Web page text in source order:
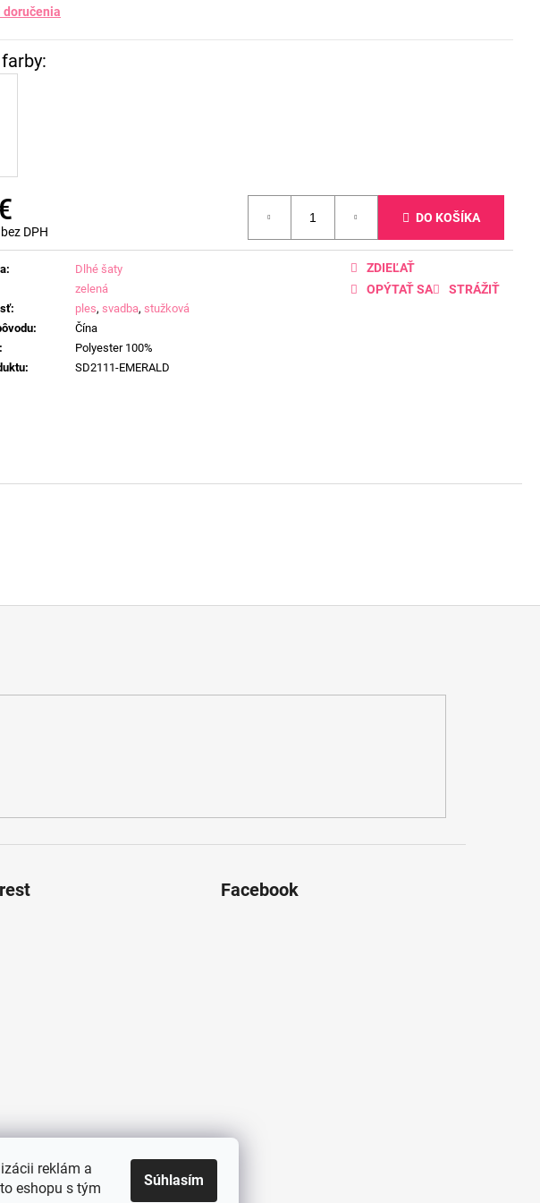
reklám a
eshopu s tým
Súhlasím
doručenia
DPH
DO KOŠÍKA
:
Dlhé šaty
zelená
: ples, svadba, stužková
:
Čína
:
Polyester 100%
: SD2111-EMERALD
OPÝTAŤ SA STRÁŽIŤ
ZDIEĽAŤ
Facebook